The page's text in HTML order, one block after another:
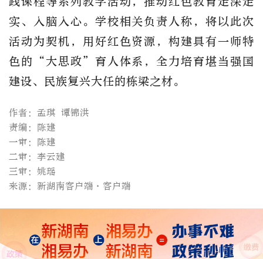
实、入脑入心。学校相关负责人称，将以此次
活动为契机，用好红色资源，构建具有一师特
色的“大思政”育人体系，全力培育堪当强国
建设、民族复兴大任的栋梁之材。
作者：孟琪 谭锦洪
责编：陈建
一审：陈建
二审：李云建
三审：姚瑶
来源：新湖南客户端·客户端